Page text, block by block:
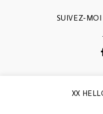
SUIVEZ-MOI
XX